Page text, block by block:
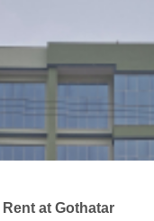
at Gothatar